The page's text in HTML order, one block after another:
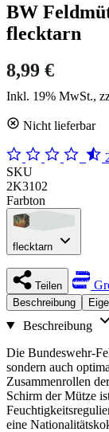
BW
flecktarn
8,99 €
Inkl. 19% MwSt.,
Nicht lieferbar
SKU
2K3102
Farbton
flecktarn
Teilen
Beschreibung
Beschreibung
Die Bundeswehr-
sondern auch
Zusammenrollen
Schirm der Mütze
eine